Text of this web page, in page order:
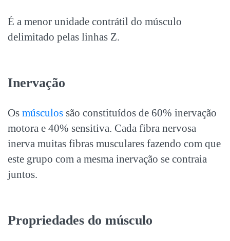
É a menor unidade contrátil do músculo
delimitado pelas linhas Z.
Inervação
Os músculos são constituídos de 60% inervação
motora e 40% sensitiva. Cada fibra nervosa
inerva muitas fibras musculares fazendo com que
este grupo com a mesma inervação se contraia
juntos.
Propriedades do músculo